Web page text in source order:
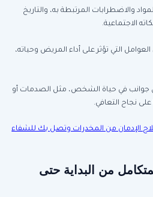
والاضطرابات المرتبطة به، والتاريخ
الاجتماعية.
التي تؤثر على أداء المريض وحياته،
جوانب في حياة الشخص، مثل الصدمات أو
على نجاح التعافي.
الإدمان من المخدرات وتصل بك للشفاء
من البداية حتى